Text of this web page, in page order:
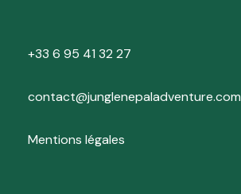
+33 6 95 41 32 27
contact@junglenepaladventure.com
Mentions légales